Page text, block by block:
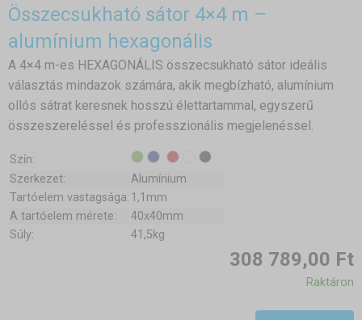
Összecsukható sátor 4×4 m –
alumínium hexagonális
A 4×4 m-es HEXAGONÁLIS összecsukható sátor ideális
választás mindazok számára, akik megbízható, alumínium
ollós sátrat keresnek hosszú élettartammal, egyszerű
összeszereléssel és professzionális megjelenéssel.
Szín:
Szerkezet:
Alumínium
Tartóelem vastagsága: 1,1mm
A tartóelem mérete:
40x40mm
Súly:
41,5kg
308 789,00 Ft
Raktáron